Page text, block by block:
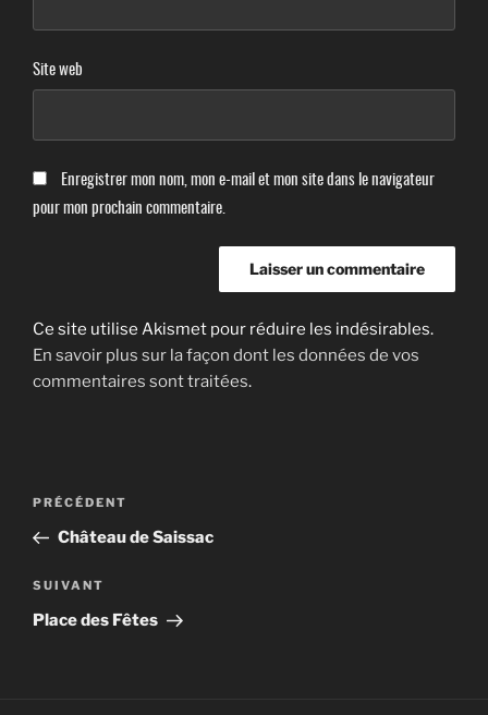
Site web
Enregistrer mon nom, mon e-mail et mon site dans le navigateur
pour mon prochain commentaire.
Ce site utilise Akismet pour réduire les indésirables.
En savoir plus sur la façon dont les données de vos
commentaires sont traitées.
Navigation
de
l’article
Article
précédent
PRÉCÉDENT
Château de Saissac
Article
suivant
SUIVANT
Place des Fêtes